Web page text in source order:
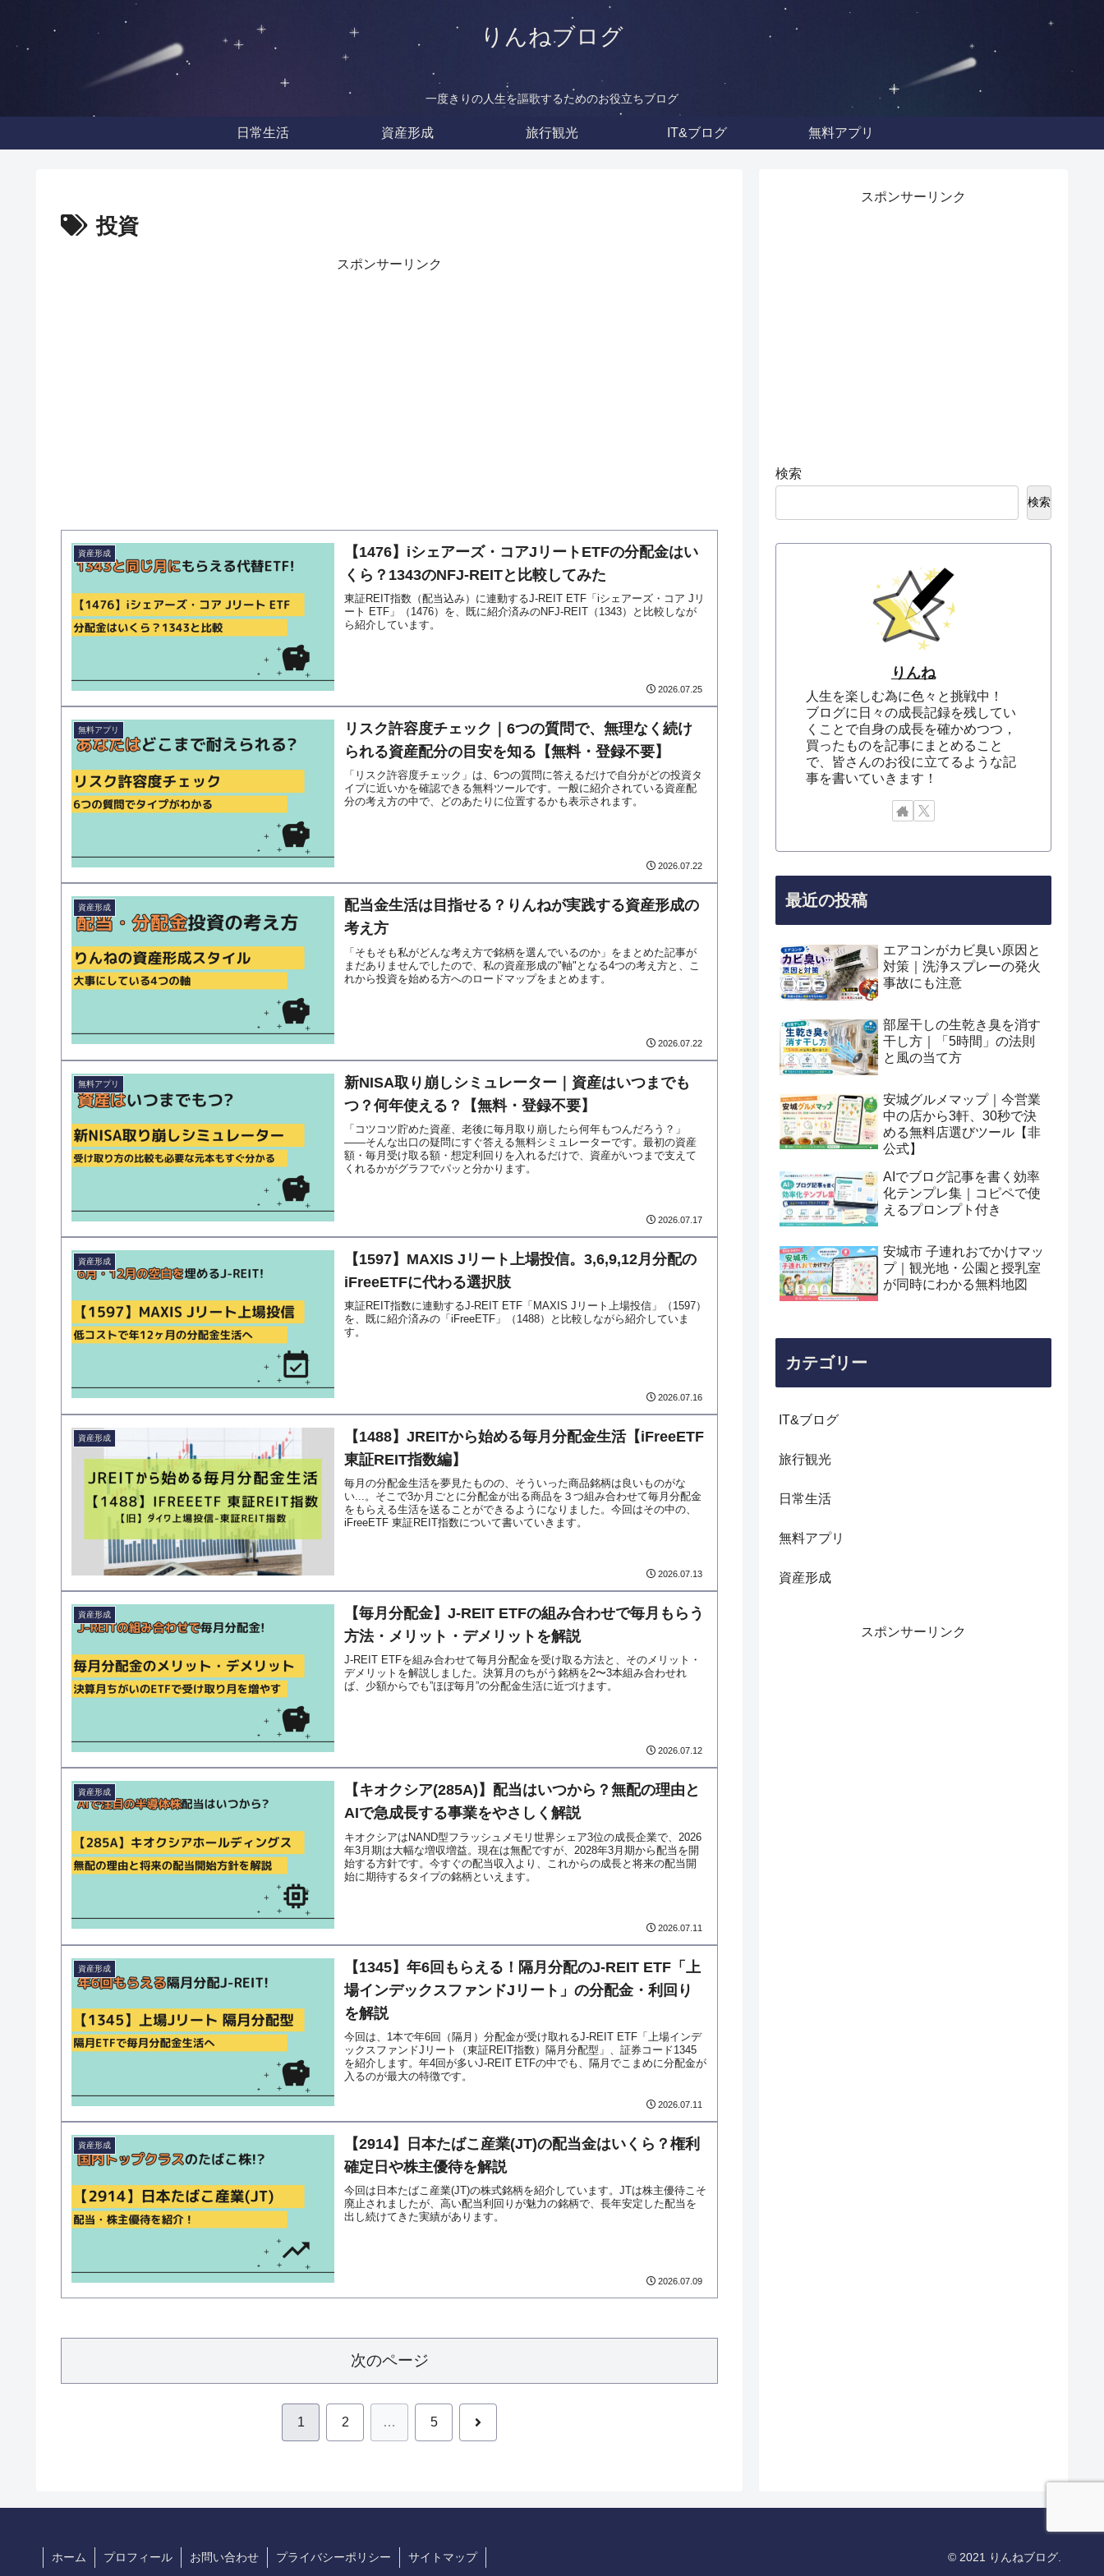
りんねブログ
一度きりの人生を謳歌するためのお役立ちブログ
日常生活 資産形成 旅行観光 IT&ブログ 無料アプリ
投資
スポンサーリンク
資産形成
【1476】iシェアーズ・コアJリートETFの分配金はい
くら？1343のNFJ-REITと比較してみた
東証REIT指数（配当込み）に連動するJ-REIT ETF「iシェアーズ・コア Jリ
ート ETF」（1476）を、既に紹介済みのNFJ-REIT（1343）と比較しなが
ら紹介しています。
2026.07.25
無料アプリ
リスク許容度チェック｜6つの質問で、無理なく続け
られる資産配分の目安を知る【無料・登録不要】
「リスク許容度チェック」は、6つの質問に答えるだけで自分がどの投資タ
イプに近いかを確認できる無料ツールです。一般に紹介されている資産配
分の考え方の中で、どのあたりに位置するかも表示されます。
2026.07.22
資産形成
配当金生活は目指せる？りんねが実践する資産形成の
考え方
「そもそも私がどんな考え方で銘柄を選んでいるのか」をまとめた記事が
まだありませんでしたので、私の資産形成の"軸"となる4つの考え方と、こ
れから投資を始める方へのロードマップをまとめます。
2026.07.22
無料アプリ
新NISA取り崩しシミュレーター｜資産はいつまでも
つ？何年使える？【無料・登録不要】
「コツコツ貯めた資産、老後に毎月取り崩したら何年もつんだろう？」
――そんな出口の疑問にすぐ答える無料シミュレーターです。最初の資産
額・毎月受け取る額・想定利回りを入れるだけで、資産がいつまで支えて
くれるかがグラフでパッと分かります。
2026.07.17
資産形成
【1597】MAXIS Jリート上場投信。3,6,9,12月分配の
iFreeETFに代わる選択肢
東証REIT指数に連動するJ-REIT ETF「MAXIS Jリート上場投信」（1597）
を、既に紹介済みの「iFreeETF」（1488）と比較しながら紹介していま
す。
2026.07.16
資産形成
【1488】JREITから始める毎月分配金生活【iFreeETF
東証REIT指数編】
毎月の分配金生活を夢見たものの、そういった商品銘柄は良いものがな
い...。そこで3か月ごとに分配金が出る商品を３つ組み合わせて毎月分配金
をもらえる生活を送ることができるようになりました。今回はその中の、
iFreeETF 東証REIT指数について書いていきます。
2026.07.13
資産形成
【毎月分配金】J-REIT ETFの組み合わせで毎月もらう
方法・メリット・デメリットを解説
J-REIT ETFを組み合わせて毎月分配金を受け取る方法と、そのメリット・
デメリットを解説しました。決算月のちがう銘柄を2〜3本組み合わせれ
ば、少額からでも”ほぼ毎月”の分配金生活に近づけます。
2026.07.12
資産形成
【キオクシア(285A)】配当はいつから？無配の理由と
AIで急成長する事業をやさしく解説
キオクシアはNAND型フラッシュメモリ世界シェア3位の成長企業で、2026
年3月期は大幅な増収増益。現在は無配ですが、2028年3月期から配当を開
始する方針です。今すぐの配当収入より、これからの成長と将来の配当開
始に期待するタイプの銘柄といえます。
2026.07.11
資産形成
【1345】年6回もらえる！隔月分配のJ-REIT ETF「上
場インデックスファンドJリート」の分配金・利回り
を解説
今回は、1本で年6回（隔月）分配金が受け取れるJ-REIT ETF「上場インデ
ックスファンドJリート（東証REIT指数）隔月分配型」、証券コード1345
を紹介します。年4回が多いJ-REIT ETFの中でも、隔月でこまめに分配金が
入るのが最大の特徴です。
2026.07.11
資産形成
【2914】日本たばこ産業(JT)の配当金はいくら？権利
確定日や株主優待を解説
今回は日本たばこ産業(JT)の株式銘柄を紹介しています。JTは株主優待こそ
廃止されましたが、高い配当利回りが魅力の銘柄で、長年安定した配当を
出し続けてきた実績があります。
2026.07.09
次のページ
1 2 … 5 次
スポンサーリンク
検索
検索
りんね
人生を楽しむ為に色々と挑戦中！
ブログに日々の成長記録を残してい
くことで自身の成長を確かめつつ，
買ったものを記事にまとめること
で、皆さんのお役に立てるような記
事を書いていきます！
最近の投稿
エアコンがカビ臭い原因と
対策｜洗浄スプレーの発火
事故にも注意
部屋干しの生乾き臭を消す
干し方｜「5時間」の法則
と風の当て方
安城グルメマップ｜今営業
中の店から3軒、30秒で決
める無料店選びツール【非
公式】
AIでブログ記事を書く効率
化テンプレ集｜コピペで使
えるプロンプト付き
安城市 子連れおでかけマッ
プ｜観光地・公園と授乳室
が同時にわかる無料地図
カテゴリー
IT&ブログ
旅行観光
日常生活
無料アプリ
資産形成
スポンサーリンク
ホーム プロフィール お問い合わせ プライバシーポリシー サイトマップ © 2021 りんねブログ.